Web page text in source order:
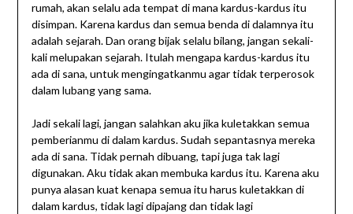
rumah, akan selalu ada tempat di mana kardus-kardus itu
disimpan. Karena kardus dan semua benda di dalamnya itu
adalah sejarah. Dan orang bijak selalu bilang, jangan sekali-
kali melupakan sejarah. Itulah mengapa kardus-kardus itu
ada di sana, untuk mengingatkanmu agar tidak terperosok
dalam lubang yang sama.
Jadi sekali lagi, jangan salahkan aku jika kuletakkan semua
pemberianmu di dalam kardus. Sudah sepantasnya mereka
ada di sana. Tidak pernah dibuang, tapi juga tak lagi
digunakan. Aku tidak akan membuka kardus itu. Karena aku
punya alasan kuat kenapa semua itu harus kuletakkan di
dalam kardus, tidak lagi dipajang dan tidak lagi